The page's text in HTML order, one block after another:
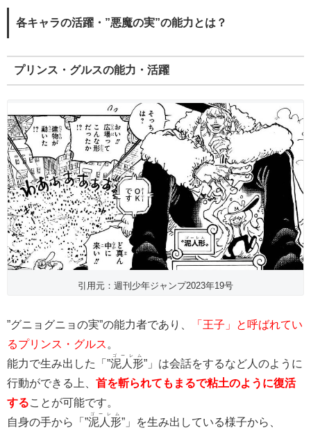
各キャラの活躍・”悪魔の実”の能力とは？
プリンス・グルスの能力・活躍
引用元：週刊少年ジャンプ2023年19号
”グニョグニョの実”の能力者であり、
「王子」と呼ばれてい
るプリンス・グルス 。
能力で生み出した「”泥人形
ゴーレム
”」は会話をするなど人のように
行動ができる上、 首を斬られてもまるで粘土のように復活
することが可能です。
自身の手から「”泥人形
ゴーレム
”」を生み出している様子から、